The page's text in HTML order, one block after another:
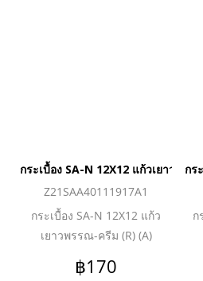
กระเบื้อง SA-N 12X12 แก้วเยาวพร
Z21SAA40111917A1
กระเบื้อง SA-N 12X12 แก้ว
เยาวพรรณ-ครีม (R) (A)
฿170
กร
ก